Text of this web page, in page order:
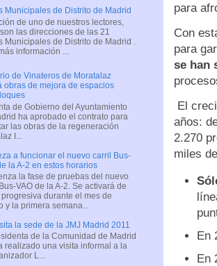
para
Con
para
se han
El
años:
2.270
miles
En
En
Municipales de Distrito de Madrid
de uno de nuestros lectores,
las direcciones de las 21
Municipales de Distrito de Madrid .
información ...
de Vinateros de Moratalaz
obras de mejora de espacios
de Gobierno del Ayuntamiento
ha aprobado el contrato para
las obras de la regeneración
I...
a funcionar el nuevo carril Bus-
la A-2 en estos horarios
la fase de pruebas del nuevo
VAO de la A-2. Se activará de
durante el mes de
y la primera semana...
la sede de la JMJ Madrid 2011
de la Comunidad de Madrid
realizado una visita informal a la
L...